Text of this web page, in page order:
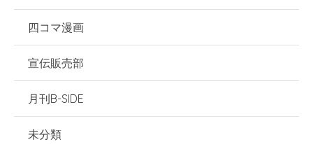
四コマ漫画
宣伝販売部
月刊B-SIDE
未分類